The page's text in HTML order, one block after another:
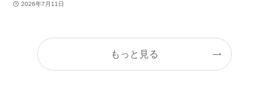
2026年7月11日
もっと見る